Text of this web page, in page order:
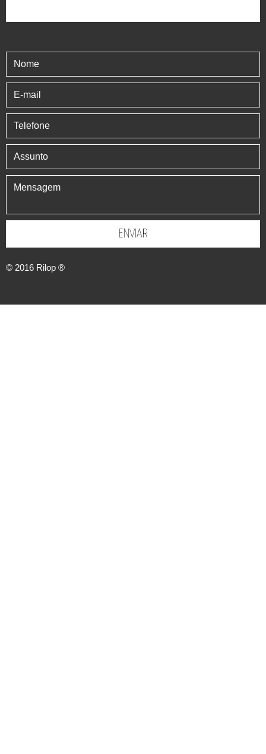
ENVIAR
© 2016 Rilop ®